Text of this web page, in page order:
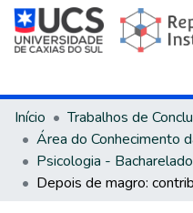
Início
Psicologia - Bacharelado